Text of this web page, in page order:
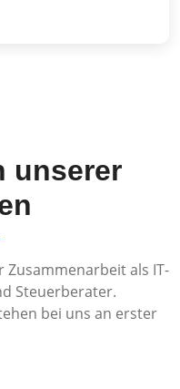
unserer
Zusammenarbeit als IT-
Steuerberater.
bei uns an erster